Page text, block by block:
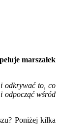
marszałek
i odkrywać to, co
odpocząć wśród
Poniżej kilka